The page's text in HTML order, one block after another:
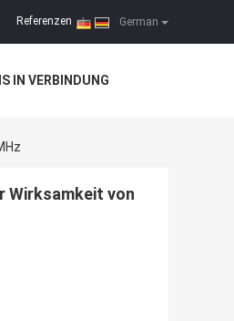
German
Referenzen |
IN VERBINDUNG
Wirksamkeit von